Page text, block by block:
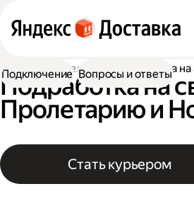
Работа водителем Подработка на
Подработка на
Пролетарию и
Стать курьером
Подключение Вопросы и ответы